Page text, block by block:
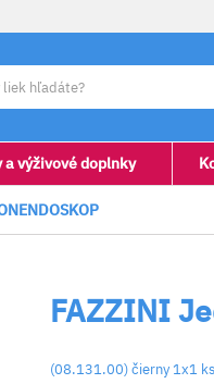
a výživové doplnky
FAZZINI
(08.131.00) čierny 1x1 ks